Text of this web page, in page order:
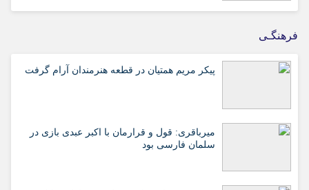
فرهنگـی
پیکر مریم همتیان در قطعه هنرمندان آرام گرفت
میرباقری: قول و قرارمان با اکبر عبدی بازی در
سلمان فارسی بود